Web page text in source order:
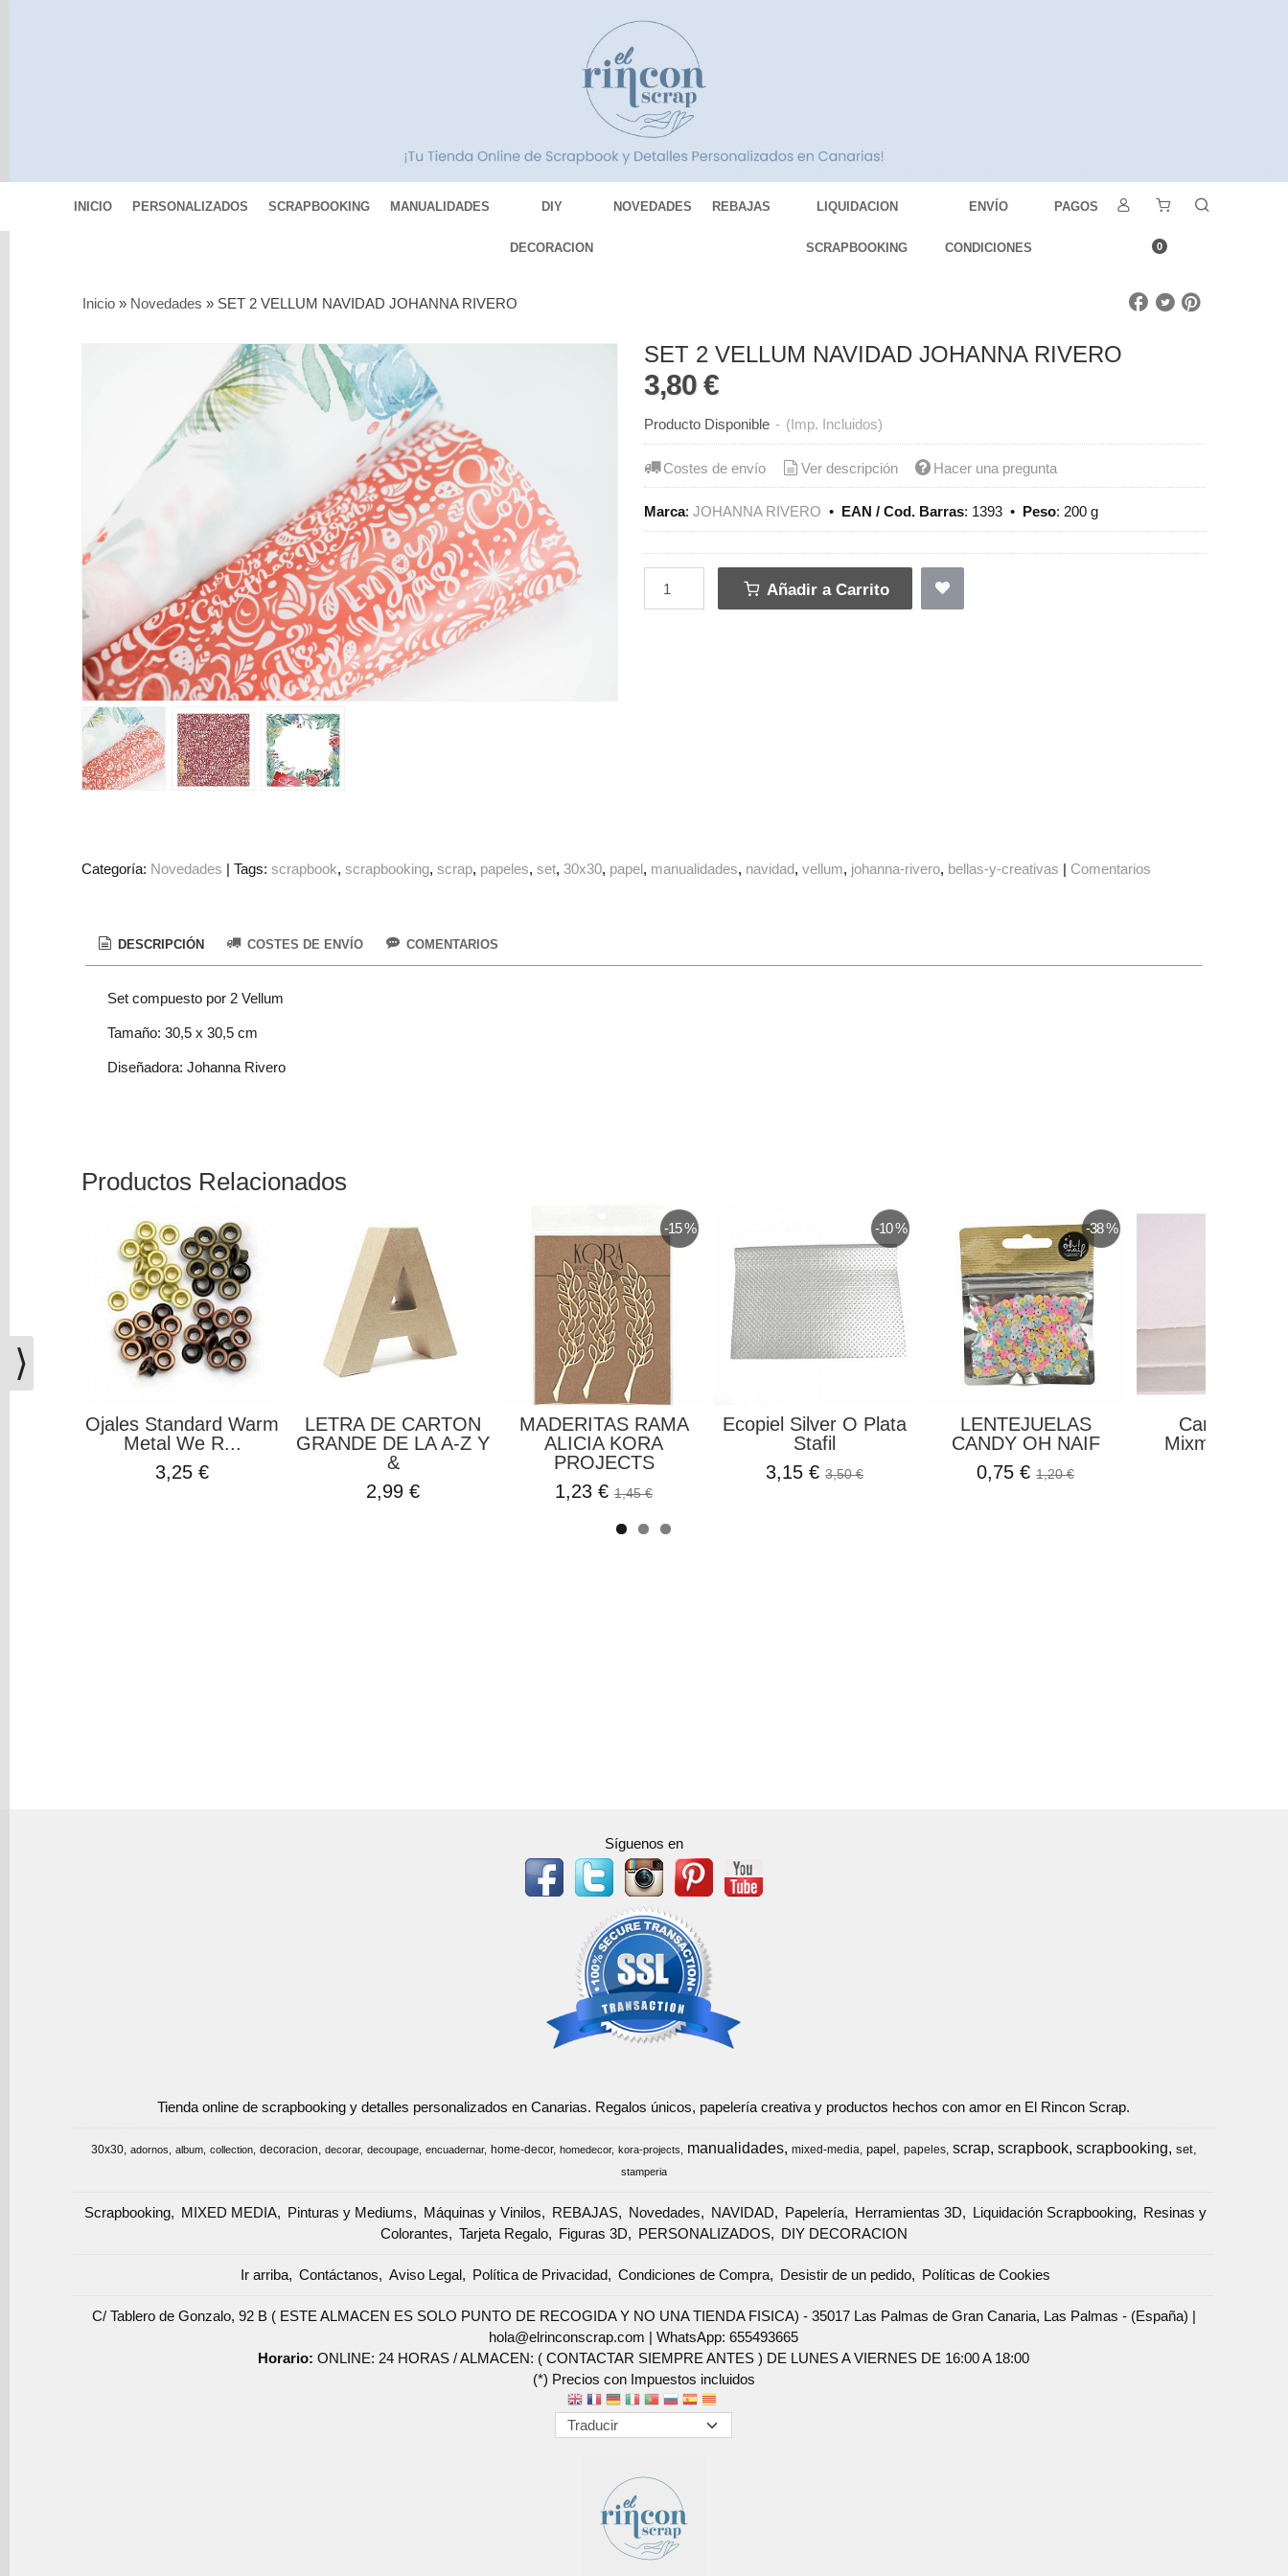
INICIO PERSONALIZADOS SCRAPBOOKING MANUALIDADES DIY
DECORACION
NOVEDADES REBAJAS LIQUIDACION
SCRAPBOOKING
ENVÍO
CONDICIONES
PAGOS
0
Máquinas
Vinilos
Novedades
NAVIDAD
Papelería
Herramientas
3D
Liquidación
Scrapbooking
Colorantes
DECORACION
está
Inicio » Novedades » SET 2 VELLUM NAVIDAD JOHANNA RIVERO
SET 2 VELLUM NAVIDAD JOHANNA RIVERO
3,80 €
Producto Disponible - (Imp. Incluidos)
Costes de envío Ver descripción Hacer una pregunta
Marca:JOHANNA RIVERO • EAN / Cod. Barras: 1393 • Peso: 200 g
Añadir a Carrito
Categoría: Novedades |Tags:scrapbook scrapbooking scrap papeles set 30x30 papel manualidades navidad vellum johanna-rivero bellas-y-creativas | Comentarios
DESCRIPCIÓN COSTES DE ENVÍO COMENTARIOS
Set compuesto por 2 Vellum
Tamaño: 30,5 x 30,5 cm
Diseñadora: Johanna Rivero
Productos Relacionados
Ojales Standard Warm
Metal We R...
3,25 €
LETRA DE CARTON
GRANDE DE LA A-Z Y
&
2,99 €
-15 %
MADERITAS RAMA
ALICIA KORA
PROJECTS
1,23 €1,45 €
-10 %
Ecopiel Silver O Plata
Stafil
3,15 €3,50 €
-38 %
LENTEJUELAS
CANDY OH NAIF
0,75 €1,20 €
Cartón
Mixmedia
Síguenos en
Tienda online de scrapbooking y detalles personalizados en Canarias. Regalos únicos, papelería creativa y productos hechos con amor en El Rincon Scrap.
30x30 adornos album collection decoracion decorar decoupage encuadernar home-decor homedecor kora-projects manualidades mixed-media papel papeles scrap scrapbook scrapbooking set
stamperia
Scrapbooking MIXED MEDIA Pinturas y Mediums Máquinas y Vinilos REBAJAS Novedades NAVIDAD Papelería Herramientas 3D Liquidación Scrapbooking
Resinas y
Colorantes
Tarjeta Regalo Figuras 3D PERSONALIZADOS DIY DECORACION
Ir arriba Contáctanos Aviso Legal Política de Privacidad Condiciones de Compra Desistir de un pedido Políticas de Cookies
C/ Tablero de Gonzalo, 92 B ( ESTE ALMACEN ES SOLO PUNTO DE RECOGIDA Y NO UNA TIENDA FISICA) - 35017 Las Palmas de Gran Canaria, Las Palmas - (España) |
hola@elrinconscrap.com |WhatsApp: 655493665
Horario:ONLINE: 24 HORAS / ALMACEN: ( CONTACTAR SIEMPRE ANTES ) DE LUNES A VIERNES DE 16:00 A 18:00
(*) Precios con Impuestos incluidos
⟩